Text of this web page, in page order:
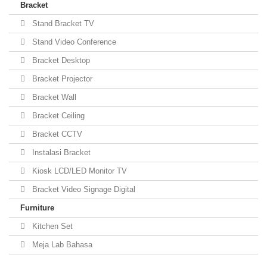
Bracket
Stand Bracket TV
Stand Video Conference
Bracket Desktop
Bracket Projector
Bracket Wall
Bracket Ceiling
Bracket CCTV
Instalasi Bracket
Kiosk LCD/LED Monitor TV
Bracket Video Signage Digital
Furniture
Kitchen Set
Meja Lab Bahasa